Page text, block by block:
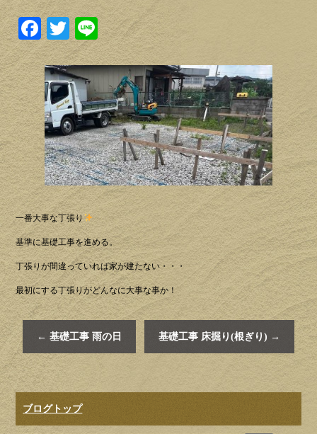
Facebook
Twitter
Line
一番大事な丁張り
基準に基礎工事を進める。
丁張りが間違っていれば家が建たない・・・
最初にする丁張りがどんなに大事な事か！
← 基礎工事 雨の日 基礎工事 床掘り(根ぎり) →
ブログトップ